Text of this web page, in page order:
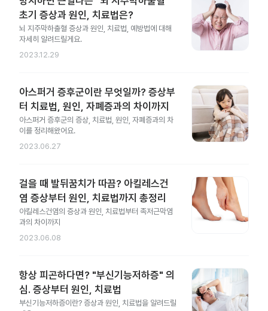
초기 증상과 원인, 치료법은?
뇌 지주막하출혈 증상과 원인, 치료법, 예방법에 대해
자세히 알려드릴게요.
2023.12.29
아스퍼거 증후군이란 무엇일까? 증상부
터 치료법, 원인, 자폐증과의 차이까지
아스퍼거 증후군의 증상, 치료법, 원인, 자폐증과의 차
이를 정리해왔어요.
2023.06.27
걸을 때 발뒤꿈치가 따끔? 아킬레스건
염 증상부터 원인, 치료법까지 총정리
아킬레스건염의 증상과 원인, 치료법부터 족저근막염
과의 차이까지
2023.06.08
항상 피곤하다면? "부신기능저하증" 의
심. 증상부터 원인, 치료법
부신기능저하증이란? 증상과 원인, 치료법을 알려드릴